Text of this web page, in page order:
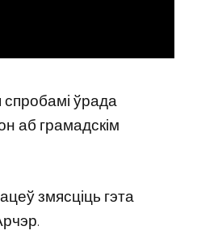
спробамі ўрада
аб грамадскім
змясціць гэта